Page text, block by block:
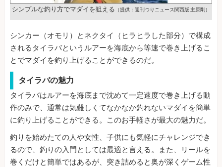
シンプルな釣り方でマダイを狙える （提供：週刊つりニュース関西版 主原剛）
シンカー（オモリ）とネクタイ（ヒラヒラした部分）で構成
されるタイラバというルアーを海底から等速で巻き上げるこ
とでマダイを釣り上げることができるのだ。
タイラバの魅力
タイラバはルアーを海底まで沈めて一定速度で巻き上げる動
作のみで、通常は気難しくてなかなか釣れないマダイを簡単
に釣り上げることができる。このお手軽さが最大の魅力だ。
釣りを始めたての人や女性、子供にも気軽にチャレンジでき
るので、釣りの入門としては最適と言える。また、リールを
巻くだけと簡単ではあるが、突き詰めると奥が深くゲーム性